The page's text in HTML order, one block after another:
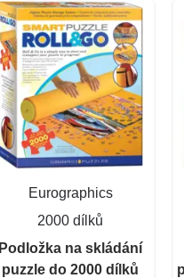
Eurographics
2000 dílků
Podložka na skládání
puzzle do 2000 dílků